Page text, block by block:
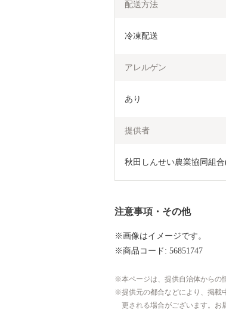
配送方法
冷凍配送
アレルゲン
あり
提供者
秋田しんせい農業協同組
注意事項・その他
※画像はイメージです。
※商品コード: 56851747
本ページは、提供自治体からの
提供元の都合などにより、掲載
更される場合がございます。お